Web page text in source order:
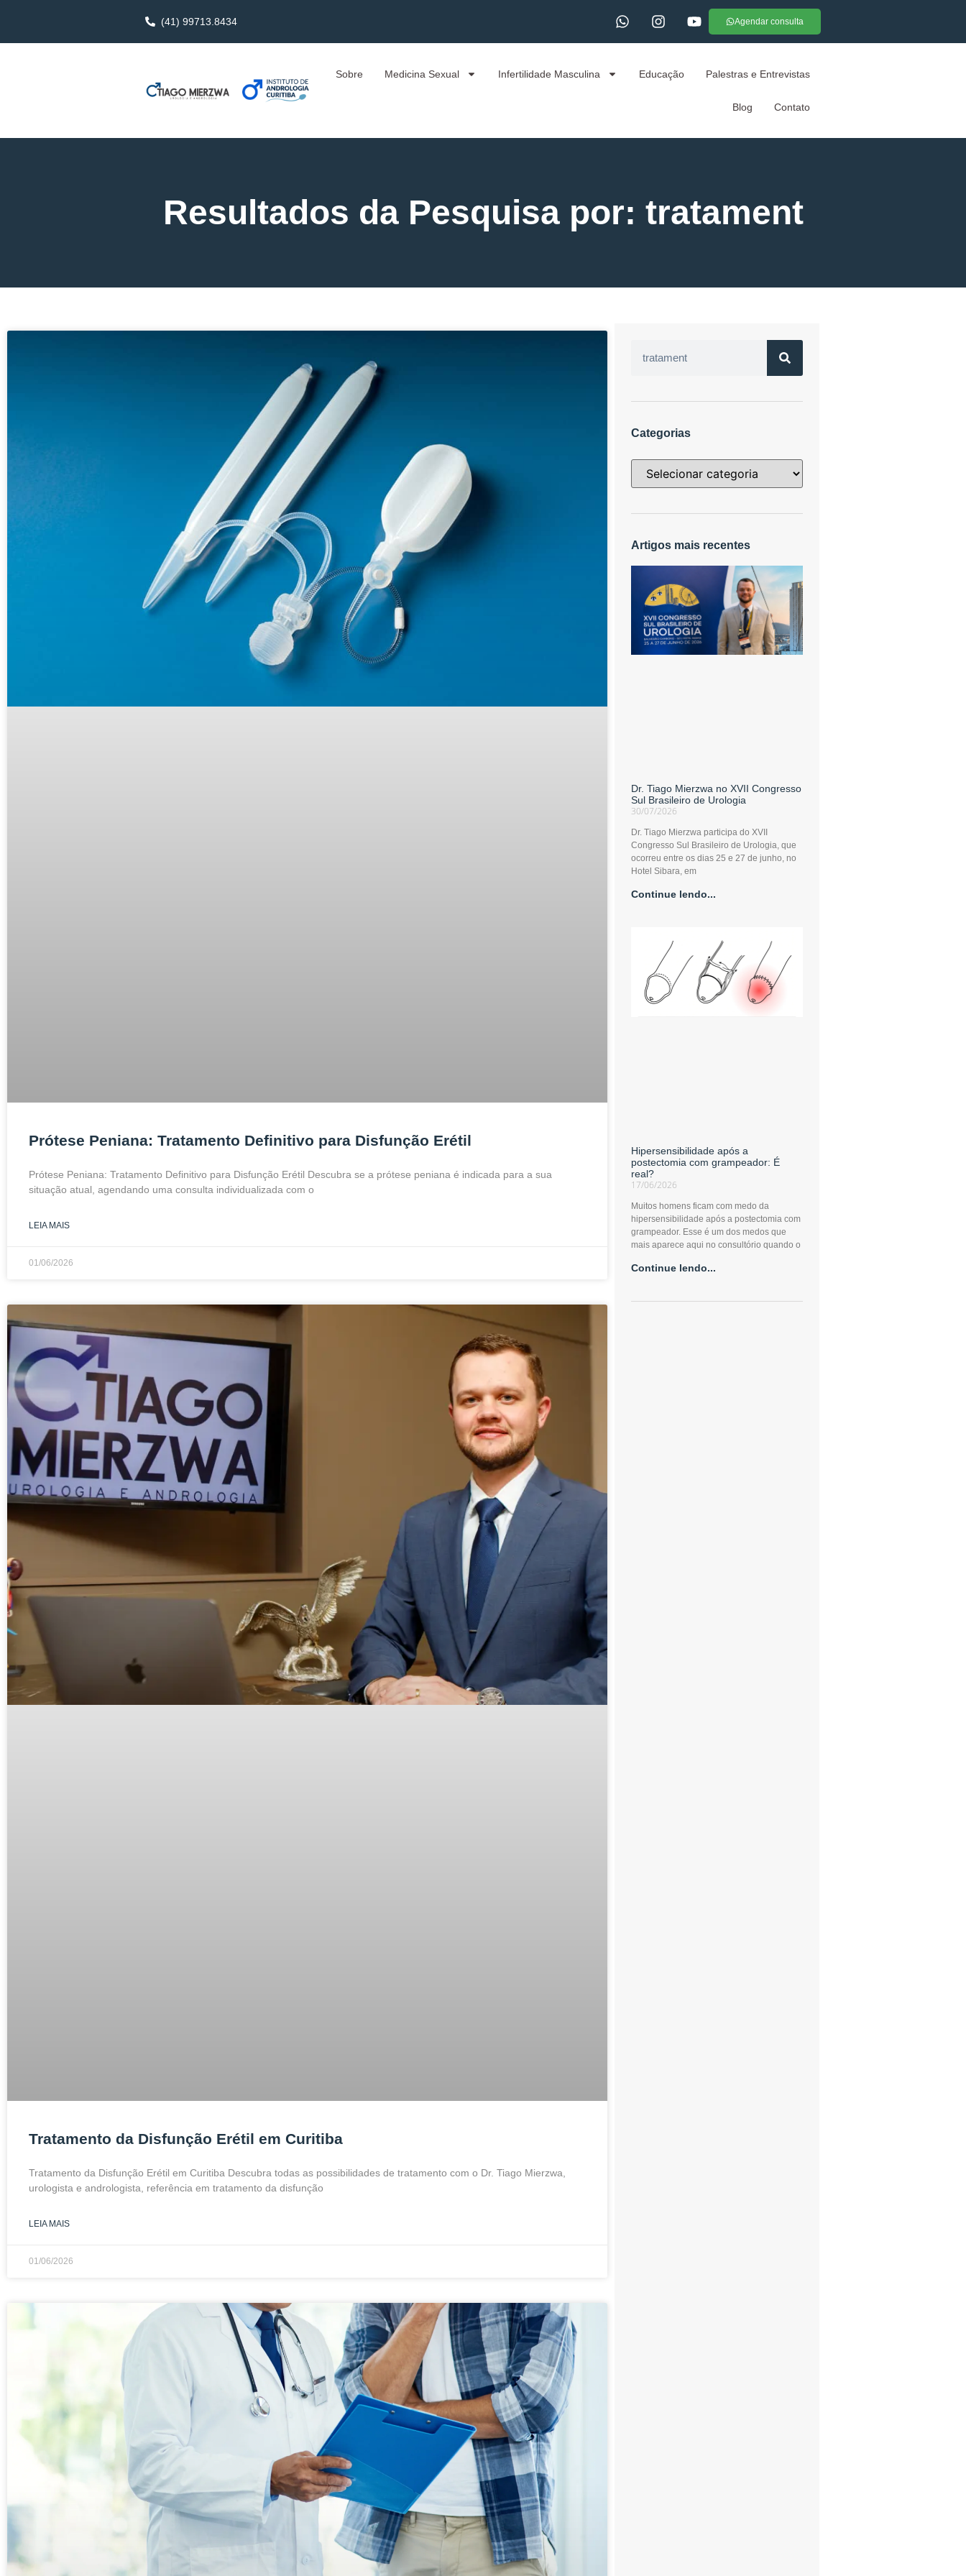
(41) 99713.8434 Agendar consulta
Sobre Medicina Sexual Infertilidade Masculina Educação Palestras e Entrevistas
Blog Contato
Resultados da Pesquisa por: tratament
Prótese Peniana: Tratamento Definitivo para Disfunção Erétil
Prótese Peniana: Tratamento Definitivo para Disfunção Erétil Descubra se a prótese peniana é indicada para a sua
situação atual, agendando uma consulta individualizada com o
LEIA MAIS
01/06/2026
Tratamento da Disfunção Erétil em Curitiba
Tratamento da Disfunção Erétil em Curitiba Descubra todas as possibilidades de tratamento com o Dr. Tiago Mierzwa,
urologista e andrologista, referência em tratamento da disfunção
LEIA MAIS
01/06/2026
Categorias
Artigos mais recentes
Dr. Tiago Mierzwa no XVII Congresso
Sul Brasileiro de Urologia
30/07/2026
Dr. Tiago Mierzwa participa do XVII
Congresso Sul Brasileiro de Urologia, que
ocorreu entre os dias 25 e 27 de junho, no
Hotel Sibara, em
Continue lendo...
Hipersensibilidade após a
postectomia com grampeador: É
real?
17/06/2026
Muitos homens ficam com medo da
hipersensibilidade após a postectomia com
grampeador. Esse é um dos medos que
mais aparece aqui no consultório quando o
Continue lendo...